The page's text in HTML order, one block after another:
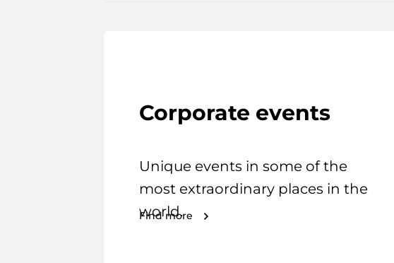
Corporate events
Unique events in some of the
most extraordinary places in the
world.
Find more